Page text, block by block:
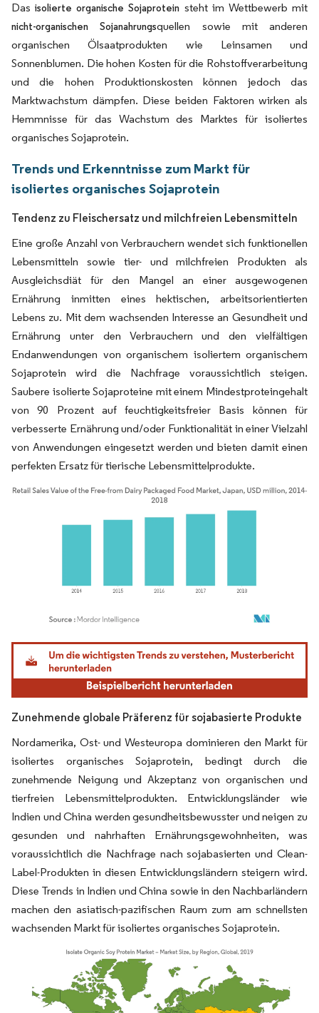
Dasisolierte organische Sojaprotein steht im Wettbewerb mit
nicht-organischen Sojanahrungsquellen sowie mit anderen
organischen Ölsaatprodukten wie Leinsamen und
Sonnenblumen. Die hohen Kosten für die Rohstoffverarbeitung
und die hohen Produktionskosten können jedoch das
Marktwachstum dämpfen. Diese beiden Faktoren wirken als
Hemmnisse für das Wachstum des Marktes für isoliertes
organisches Sojaprotein.
Trends und Erkenntnisse zum Markt für
isoliertes organisches Sojaprotein
Tendenz zu Fleischersatz und milchfreien Lebensmitteln
Eine große Anzahl von Verbrauchern wendet sich funktionellen
Lebensmitteln sowie tier- und milchfreien Produkten als
Ausgleichsdiät für den Mangel an einer ausgewogenen
Ernährung inmitten eines hektischen, arbeitsorientierten
Lebens zu. Mit dem wachsenden Interesse an Gesundheit und
Ernährung unter den Verbrauchern und den vielfältigen
Endanwendungen von organischem isoliertem organischem
Sojaprotein wird die Nachfrage voraussichtlich steigen.
Saubere isolierte Sojaproteine mit einem Mindestproteingehalt
von 90 Prozent auf feuchtigkeitsfreier Basis können für
verbesserte Ernährung und/oder Funktionalität in einer Vielzahl
von Anwendungen eingesetzt werden und bieten damit einen
perfekten Ersatz für tierische Lebensmittelprodukte.
Bild © Mordor Intelligence. Wiederverwendung erfordert Namensnennung gemäß
Zunehmende globale Präferenz für sojabasierte Produkte
Nordamerika, Ost- und Westeuropa dominieren den Markt für
isoliertes organisches Sojaprotein, bedingt durch die
zunehmende Neigung und Akzeptanz von organischen und
tierfreien Lebensmittelprodukten. Entwicklungsländer wie
Indien und China werden gesundheitsbewusster und neigen zu
gesunden und nahrhaften Ernährungsgewohnheiten, was
voraussichtlich die Nachfrage nach sojabasierten und Clean-
Label-Produkten in diesen Entwicklungsländern steigern wird.
Diese Trends in Indien und China sowie in den Nachbarländern
machen den asiatisch-pazifischen Raum zum am schnellsten
wachsenden Markt für isoliertes organisches Sojaprotein.